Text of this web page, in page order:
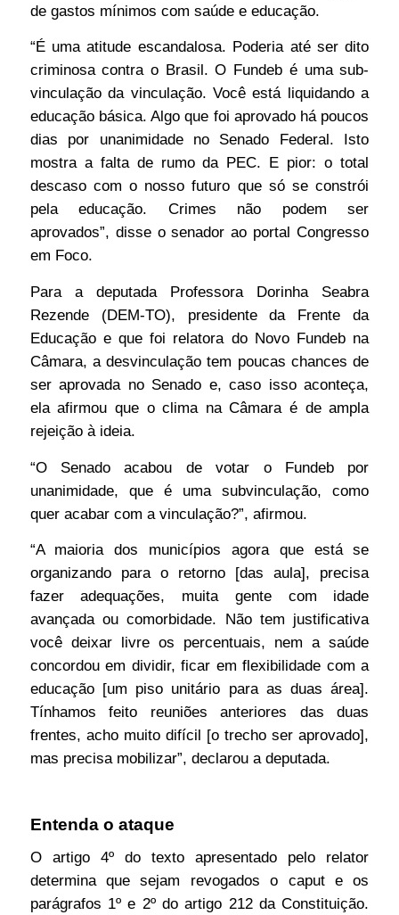
de gastos mínimos com saúde e educação.
“É uma atitude escandalosa. Poderia até ser dito
criminosa contra o Brasil. O Fundeb é uma sub-
vinculação da vinculação. Você está liquidando a
educação básica. Algo que foi aprovado há poucos
dias por unanimidade no Senado Federal. Isto
mostra a falta de rumo da PEC. E pior: o total
descaso com o nosso futuro que só se constrói
pela educação. Crimes não podem ser
aprovados”, disse o senador ao portal Congresso
em Foco.
Para a deputada Professora Dorinha Seabra
Rezende (DEM-TO), presidente da Frente da
Educação e que foi relatora do Novo Fundeb na
Câmara, a desvinculação tem poucas chances de
ser aprovada no Senado e, caso isso aconteça,
ela afirmou que o clima na Câmara é de ampla
rejeição à ideia.
“O Senado acabou de votar o Fundeb por
unanimidade, que é uma subvinculação, como
quer acabar com a vinculação?”, afirmou.
“A maioria dos municípios agora que está se
organizando para o retorno [das aula], precisa
fazer adequações, muita gente com idade
avançada ou comorbidade. Não tem justificativa
você deixar livre os percentuais, nem a saúde
concordou em dividir, ficar em flexibilidade com a
educação [um piso unitário para as duas área].
Tínhamos feito reuniões anteriores das duas
frentes, acho muito difícil [o trecho ser aprovado],
mas precisa mobilizar”, declarou a deputada.
Entenda o ataque
O artigo 4º do texto apresentado pelo relator
determina que sejam revogados o caput e os
parágrafos 1º e 2º do artigo 212 daConstituição.